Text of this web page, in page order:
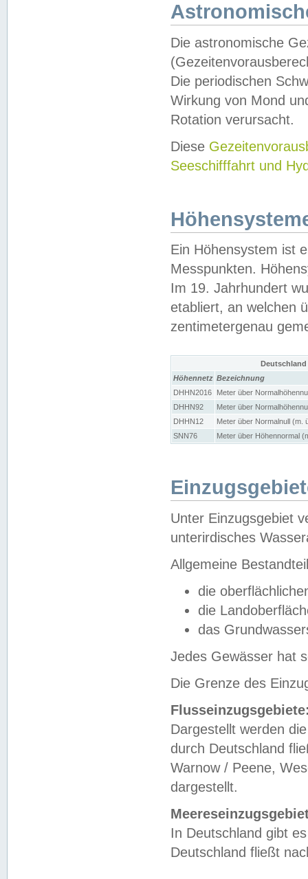
Die astronomische
Die periodischen
Wirkung von Mond
Rotation verursacht.
Diese
Seeschifffahrt und
Ein Höhensystem ist
Messpunkten.
Im 19. Jahrhundert
etabliert, an welchen
zentimetergenau
Höhennetz Bezeichnung
DHHN2016
Meter über
DHHN92
Meter über
DHHN12
Meter über Normalnull (m.
SNN76
Meter über Höhennormal
Unter Einzugsgebiet
unterirdisches
Allgemeine
die
die
das
Jedes Gewässer hat
Die Grenze des
Dargestellt werden
durch Deutschland
Warnow / Peene,
dargestellt.
In Deutschland gibt
Deutschland fließt